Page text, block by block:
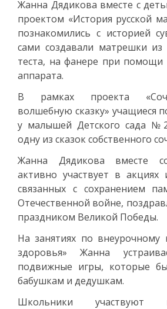
Жанна Дядикова вместе с
проектом «История русской
познакомились с историей
сами создавали матрешки из
теста, на фанере при помощи
аппарата.
В рамках проекта
волшебную сказку» учащиеся
у малышей Детского сада
одну из сказок собственного
Жанна Дядикова вместе
активно участвует в акциях
связанных с сохранением
Отечественной войне,
праздником Великой Победы.
На занятиях по внеурочному
здоровья» Жанна
подвижные игры, которые
бабушкам и дедушкам.
Школьники участвуют